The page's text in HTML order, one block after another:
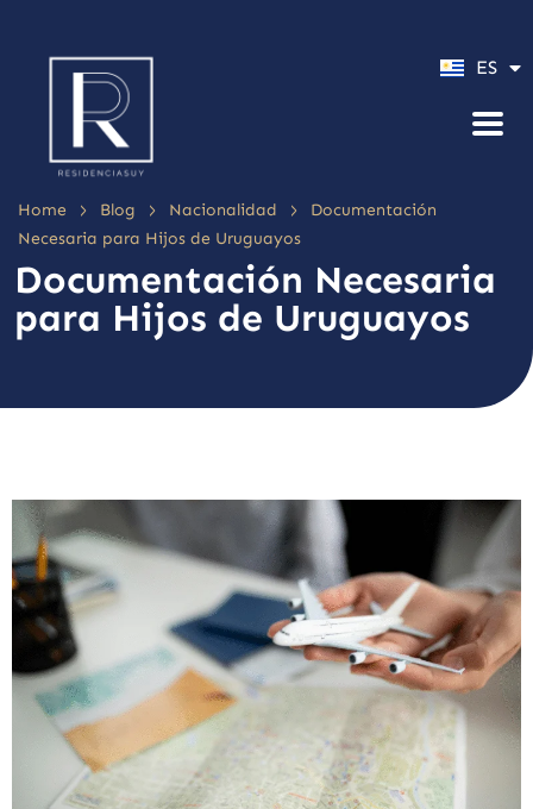
ES
EN
Home > Blog > Nacionalidad >
Documentación
Necesaria para Hijos de Uruguayos
Documentación Necesaria
para Hijos de Uruguayos